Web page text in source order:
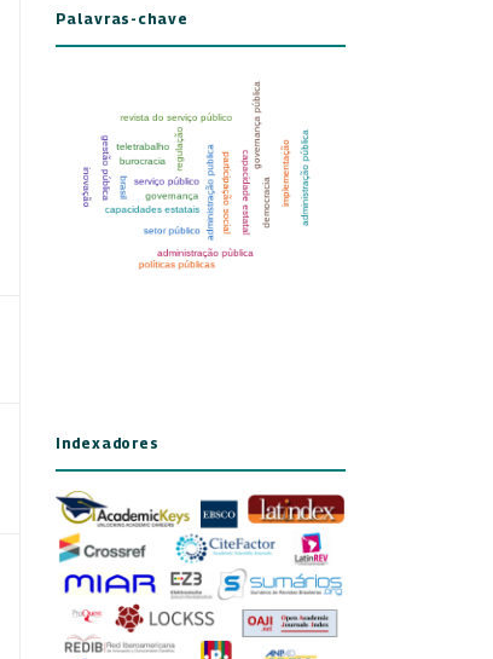
Palavras-chave
Indexadores